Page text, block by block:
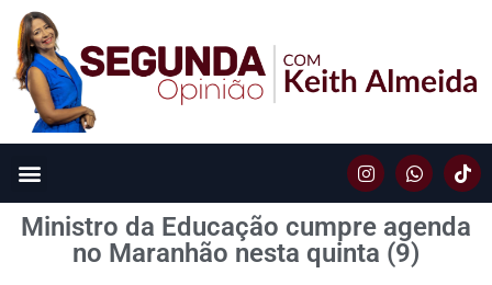
Ministro da Educação cumpre agenda
no Maranhão nesta quinta (9)